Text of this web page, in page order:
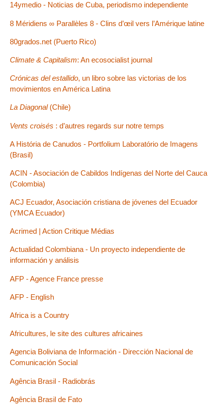
14ymedio - Noticias de Cuba, periodismo independiente
8 Méridiens ∞ Parallèles 8 - Clins d’œil vers l’Amérique latine
80grados.net (Puerto Rico)
Climate & Capitalism: An ecosocialist journal
Crónicas del estallido, un libro sobre las victorias de los
movimientos en América Latina
La Diagonal(Chile)
Vents croisés : d’autres regards sur notre temps
A História de Canudos - Portfolium Laboratório de Imagens
(Brasil)
ACIN - Asociación de Cabildos Indígenas del Norte del Cauca
(Colombia)
ACJ Ecuador, Asociación cristiana de jóvenes del Ecuador
(YMCA Ecuador)
Acrimed | Action Critique Médias
Actualidad Colombiana - Un proyecto independiente de
información y análisis
AFP - Agence France presse
AFP - English
Africa is a Country
Africultures, le site des cultures africaines
Agencia Boliviana de Información - Dirección Nacional de
Comunicación Social
Agência Brasil - Radiobrás
Agência Brasil de Fato